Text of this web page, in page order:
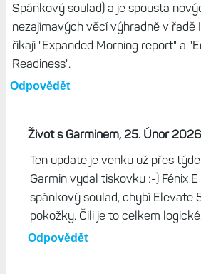
Spánkový soulad) a je spousta
nezajímavých věcí výhradně v řadě
říkají "Expanded Morning report" a
Readiness".
Odpovědět
Život s Garminem, 25. Únor
Ten update je venku už přes
Garmin vydal tiskovku :-) Fénix
spánkový soulad, chybí Elevate
pokožky. Čili je to celkem
Odpovědět